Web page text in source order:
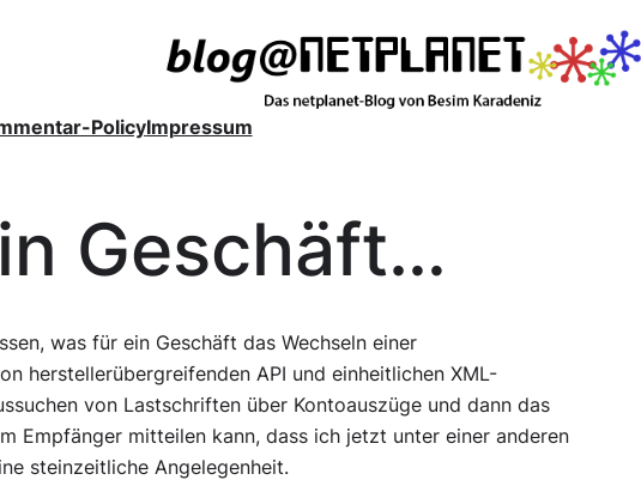
PolicyImpressum
Geschäft…
was für ein Geschäft das Wechseln einer
herstellerübergreifenden API und einheitlichen XML-
von Lastschriften über Kontoauszüge und dann das
Empfänger mitteilen kann, dass ich jetzt unter einer anderen
steinzeitliche Angelegenheit.